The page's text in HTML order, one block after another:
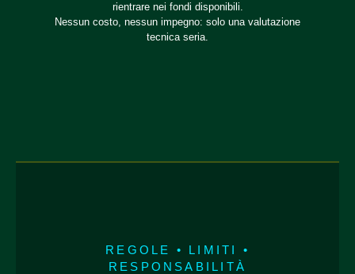
rientrare nei fondi disponibili.
Nessun costo, nessun impegno: solo una valutazione
tecnica seria.
REGOLE • LIMITI •
RESPONSABILITÀ